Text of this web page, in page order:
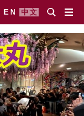
EN 中文